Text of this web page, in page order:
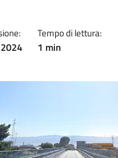
Tempo di lettura:
1 min